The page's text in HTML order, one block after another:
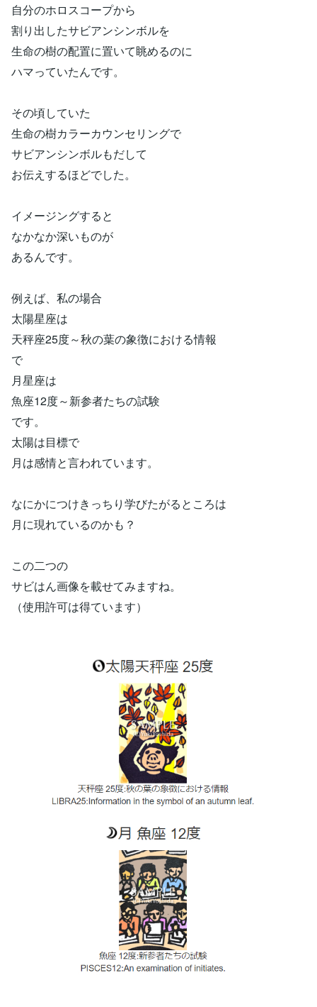
自分のホロスコープから
割り出したサビアンシンボルを
生命の樹の配置に置いて眺めるのに
ハマっていたんです。
その頃していた
生命の樹カラーカウンセリングで
サビアンシンボルもだして
お伝えするほどでした。
イメージングすると
なかなか深いものが
あるんです。
例えば、私の場合
太陽星座は
天秤座25度～秋の葉の象徴における情報
で
月星座は
魚座12度～新参者たちの試験
です。
太陽は目標で
月は感情と言われています。
なにかにつけきっちり学びたがるところは
月に現れているのかも？
この二つの
サビはん画像を載せてみますね。
（使用許可は得ています）